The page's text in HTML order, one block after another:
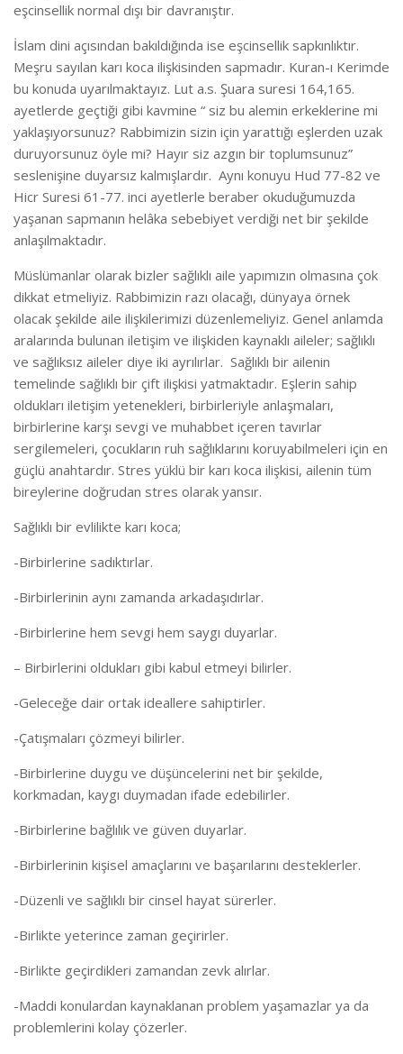
eşcinsellik normal dışı bir davranıştır.
İslam dini açısından bakıldığında ise eşcinsellik sapkınlıktır.
Meşru sayılan karı koca ilişkisinden sapmadır. Kuran-ı Kerimde
bu konuda uyarılmaktayız. Lut a.s. Şuara suresi 164,165.
ayetlerde geçtiği gibi kavmine “ siz bu alemin erkeklerine mi
yaklaşıyorsunuz? Rabbimizin sizin için yarattığı eşlerden uzak
duruyorsunuz öyle mi? Hayır siz azgın bir toplumsunuz”
seslenişine duyarsız kalmışlardır. Aynı konuyu Hud 77-82 ve
Hicr Suresi 61-77. inci ayetlerle beraber okuduğumuzda
yaşanan sapmanın helâka sebebiyet verdiği net bir şekilde
anlaşılmaktadır.
Müslümanlar olarak bizler sağlıklı aile yapımızın olmasına çok
dikkat etmeliyiz. Rabbimizin razı olacağı, dünyaya örnek
olacak şekilde aile ilişkilerimizi düzenlemeliyiz. Genel anlamda
aralarında bulunan iletişim ve ilişkiden kaynaklı aileler; sağlıklı
ve sağlıksız aileler diye iki ayrılırlar. Sağlıklı bir ailenin
temelinde sağlıklı bir çift ilişkisi yatmaktadır. Eşlerin sahip
oldukları iletişim yetenekleri, birbirleriyle anlaşmaları,
birbirlerine karşı sevgi ve muhabbet içeren tavırlar
sergilemeleri, çocukların ruh sağlıklarını koruyabilmeleri için en
güçlü anahtardır. Stres yüklü bir karı koca ilişkisi, ailenin tüm
bireylerine doğrudan stres olarak yansır.
Sağlıklı bir evlilikte karı koca;
-Birbirlerine sadıktırlar.
-Birbirlerinin aynı zamanda arkadaşıdırlar.
-Birbirlerine hem sevgi hem saygı duyarlar.
– Birbirlerini oldukları gibi kabul etmeyi bilirler.
-Geleceğe dair ortak ideallere sahiptirler.
-Çatışmaları çözmeyi bilirler.
-Birbirlerine duygu ve düşüncelerini net bir şekilde,
korkmadan, kaygı duymadan ifade edebilirler.
-Birbirlerine bağlılık ve güven duyarlar.
-Birbirlerinin kişisel amaçlarını ve başarılarını desteklerler.
-Düzenli ve sağlıklı bir cinsel hayat sürerler.
-Birlikte yeterince zaman geçirirler.
-Birlikte geçirdikleri zamandan zevk alırlar.
-Maddi konulardan kaynaklanan problem yaşamazlar ya da
problemlerini kolay çözerler.